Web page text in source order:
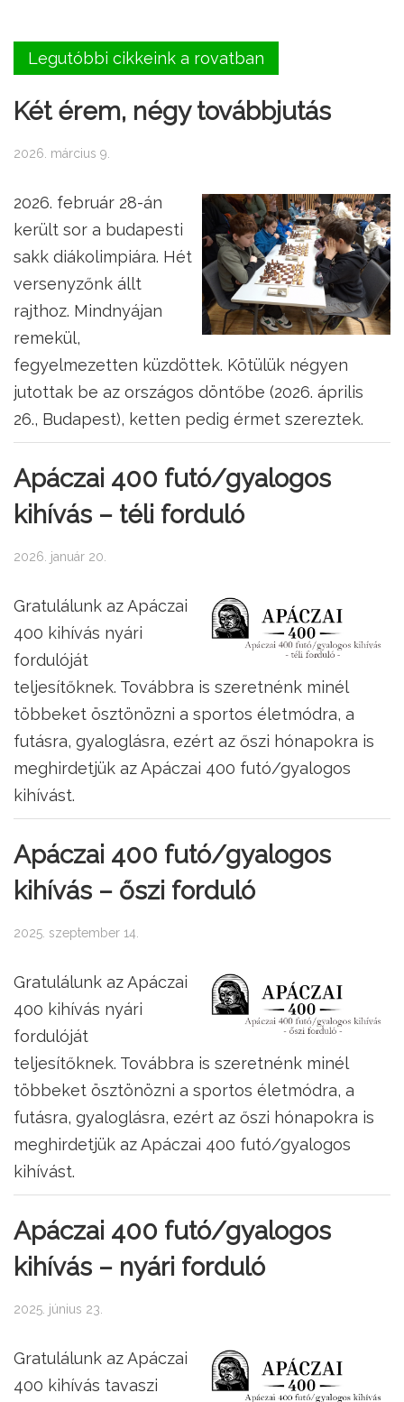
Legutóbbi cikkeink a rovatban
Két érem, négy továbbjutás
2026. március 9.
2026. február 28-án
került sor a budapesti
sakk diákolimpiára. Hét
versenyzőnk állt
rajthoz. Mindnyájan
remekül,
fegyelmezetten küzdöttek. Kötülük négyen
jutottak be az országos döntőbe (2026. április
26., Budapest), ketten pedig érmet szereztek.
Apáczai 400 futó/gyalogos
kihívás – téli forduló
2026. január 20.
Gratulálunk az Apáczai
400 kihívás nyári
fordulóját
teljesítőknek. Továbbra is szeretnénk minél
többeket ösztönözni a sportos életmódra, a
futásra, gyaloglásra, ezért az őszi hónapokra is
meghirdetjük az Apáczai 400 futó/gyalogos
kihívást.
Apáczai 400 futó/gyalogos
kihívás – őszi forduló
2025. szeptember 14.
Gratulálunk az Apáczai
400 kihívás nyári
fordulóját
teljesítőknek. Továbbra is szeretnénk minél
többeket ösztönözni a sportos életmódra, a
futásra, gyaloglásra, ezért az őszi hónapokra is
meghirdetjük az Apáczai 400 futó/gyalogos
kihívást.
Apáczai 400 futó/gyalogos
kihívás – nyári forduló
2025. június 23.
Gratulálunk az Apáczai
400 kihívás tavaszi